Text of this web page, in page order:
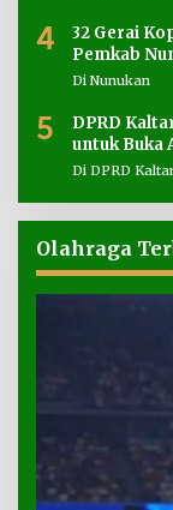
4
32 Gerai
Pemkab
Di Nunukan
5
DPRD
untuk Buka
Di DPRD
Olahraga